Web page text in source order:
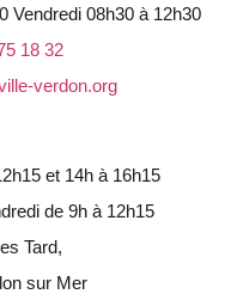
Vendredi 08h30 à 12h30
18 32
verdon.org
et 14h à 16h15
de 9h à 12h15
Tard,
sur Mer